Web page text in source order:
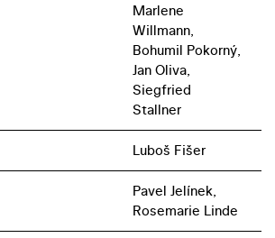
Marlene
Willmann,
Bohumil Pokorný,
Jan Oliva,
Siegfried
Stallner
Luboš Fišer
Pavel Jelínek,
Rosemarie Linde